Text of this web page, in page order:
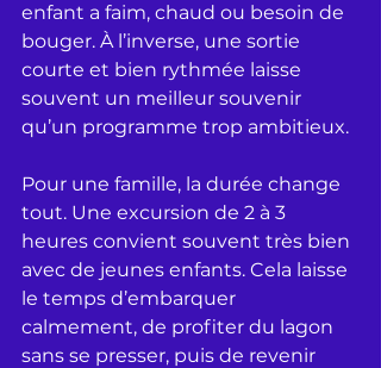
enfant a faim, chaud ou besoin de
bouger. À l’inverse, une sortie
courte et bien rythmée laisse
souvent un meilleur souvenir
qu’un programme trop ambitieux.
Pour une famille, la durée change
tout. Une excursion de 2 à 3
heures convient souvent très bien
avec de jeunes enfants. Cela laisse
le temps d’embarquer
calmement, de profiter du lagon
sans se presser, puis de revenir